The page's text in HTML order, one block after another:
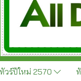
ทัวร์ปีใหม่ 2570